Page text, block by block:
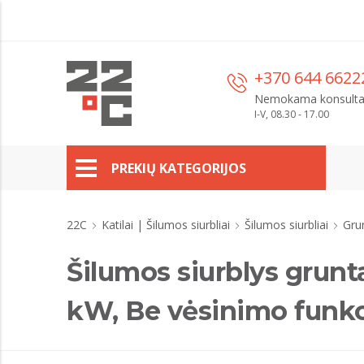
+370 644
Nemokama
I-V, 08.30 - 17.00
PREKIŲ KATEGORIJOS
22C Katilai | Šilumos siurbliai Šilumos siurbliai
Šilumos siurblys
kW, Be vėsinimo